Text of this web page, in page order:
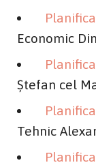
Economic
Ştefan cel
Tehnic